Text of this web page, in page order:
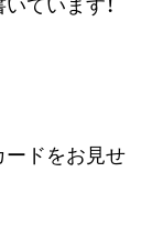
ドをお見せ